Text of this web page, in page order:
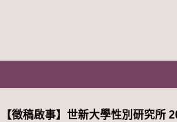
【徵稿啟事】世新大學性別研究所